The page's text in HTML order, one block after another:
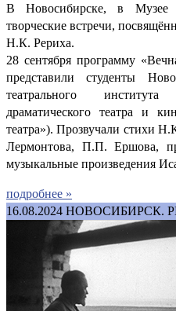
В Новосибирске, в Музее
творческие встречи,
Н.К. Рериха.
28 сентября программу
представили студенты
театрального
драматического театра и
театра»). Прозвучали
Лермонтова, П.П. Ершова,
музыкальные произведения
подробнее »
16.08.2024 НОВОСИБИРСК.